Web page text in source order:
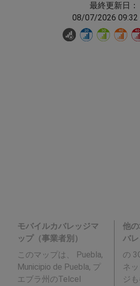
最終更新日：
08/07/2026 09:32
モバイルカバレッジマ
ップ（事業者別）
このマップは、 Puebla,
Municipio de Puebla, プ
エブラ州のTelcel
他
バ
の
ネ
ジ